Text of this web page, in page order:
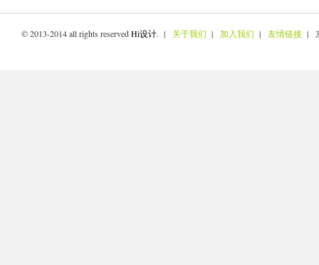
© 2013-2014 all rights reservedHi设计. | 关于我们 | 加入我们 | 友情链接 |